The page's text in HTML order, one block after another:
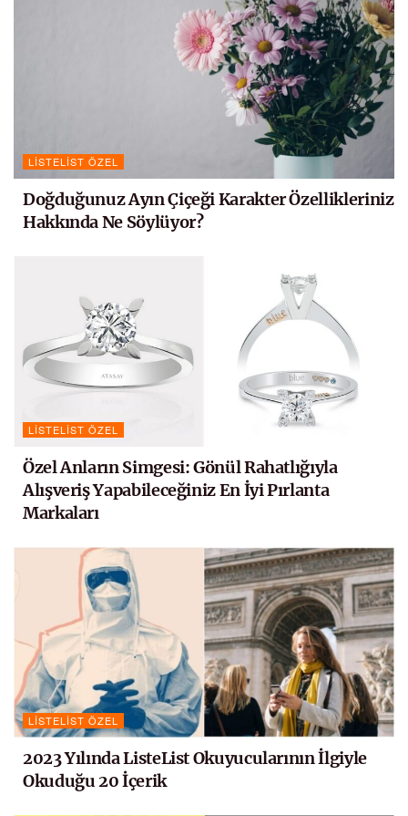
LISTELIST ÖZEL
Doğduğunuz Ayın Çiçeği Karakter Özellikleriniz
Hakkında Ne Söylüyor?
LISTELIST ÖZEL
Özel Anların Simgesi: Gönül Rahatlığıyla
Alışveriş Yapabileceğiniz En İyi Pırlanta
Markaları
LISTELIST ÖZEL
2023 Yılında ListeList Okuyucularının İlgiyle
Okuduğu 20 İçerik